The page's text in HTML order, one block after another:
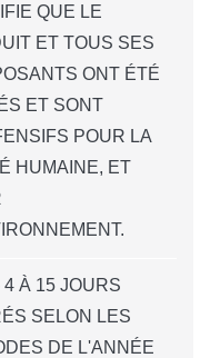
QUE LE
ET TOUS SES
ONT ÉTÉ
ET SONT
POUR LA
HUMAINE, ET
4 À 15 JOURS
SELON LES
DE L'ANNÉE